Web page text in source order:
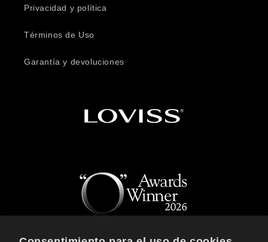
Privacidad y política
Términos de Uso
Garantía y devoluciones